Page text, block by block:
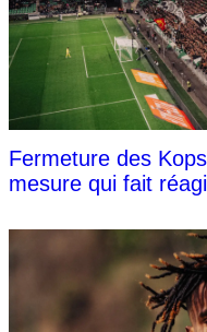
Fermeture des
mesure qui fait